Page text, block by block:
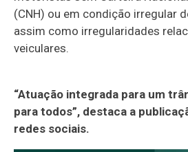
(CNH) ou em condição irregular
assim como irregularidades
veiculares.
“Atuação integrada para um
para todos”, destaca a
redes sociais.